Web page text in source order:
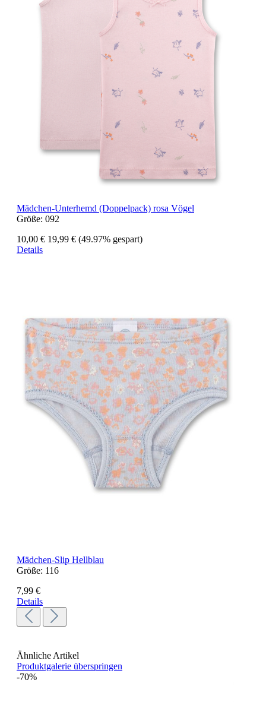
Mädchen-Unterhemd (Doppelpack) rosa Vögel
Größe: 092
10,00 € 19,99 € (49.97% gespart)
Details
Mädchen-Slip Hellblau
Größe: 116
7,99 €
Details
Ähnliche Artikel
Produktgalerie überspringen
-70%